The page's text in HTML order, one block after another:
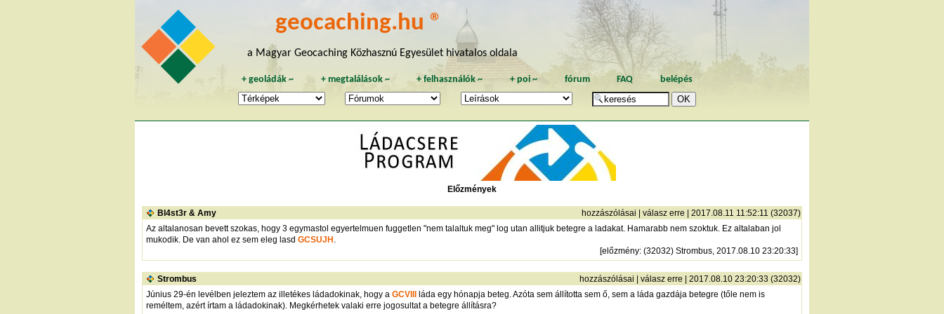
geocaching.hu ®
a Magyar Geocaching Közhasznú Egyesület hivatalos oldala
+geoládák ~ + megtalálások~ +felhasználók ~ + poi~ fórum FAQ belépés
Előzmények
Bl4st3r & Amy hozzászólásai | válasz erre | 2017.08.11 11:52:11 (32037)
Az altalanosan bevett szokas, hogy 3 egymastol egyertelmuen fuggetlen "nem talaltuk meg" log utan allitjuk betegre a ladakat. Hamarabb nem szoktuk. Ez altalaban jol
mukodik. De van ahol ez sem eleg lasd GCSUJH
[előzmény: (32032) Strombus, 2017.08.10 23:20:33]
Strombus hozzászólásai | válasz erre | 2017.08.10 23:20:33 (32032)
Június 29-én levélben jeleztem az illetékes ládadokinak, hogy a GCVIII láda egy hónapja beteg. Azóta sem állította sem ő, sem a láda gazdája betegre (tőle nem is
reméltem, azért írtam a ládadokinak). Megkérhetek valaki erre jogosultat a betegre állításra?